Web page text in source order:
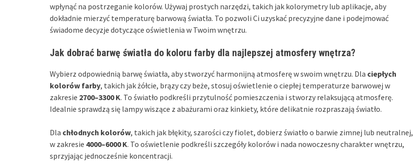
wpłynąć na postrzeganie kolorów. Używaj prostych narzędzi, takich jak kolorymetry lub aplikacje, aby
dokładnie mierzyć temperaturę barwową światła. To pozwoli Ci uzyskać precyzyjne dane i podejmować
świadome decyzje dotyczące oświetlenia w Twoim wnętrzu.
Jak dobrać barwę światła do koloru farby dla najlepszej atmosfery wnętrza?
Wybierz odpowiednią barwę światła, aby stworzyć harmonijną atmosferę w swoim wnętrzu. Dla ciepłych
kolorów farby, takich jak żółcie, brązy czy beże, stosuj oświetlenie o ciepłej temperaturze barwowej w
zakresie 2700–3300 K. To światło podkreśli przytulność pomieszczenia i stworzy relaksującą atmosferę.
Idealnie sprawdzą się lampy wiszące z abażurami oraz kinkiety, które delikatnie rozpraszają światło.
Dla chłodnych kolorów, takich jak błękity, szarości czy fiolet, dobierz światło o barwie zimnej lub neutralnej,
w zakresie 4000–6000 K. To oświetlenie podkreśli szczegóły kolorów i nada nowoczesny charakter wnętrzu,
sprzyjając jednocześnie koncentracji.